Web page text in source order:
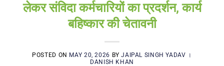
लेकर संविदा कर्मचारियों का प्रदर्शन, कार्य
बहिष्कार की चेतावनी
POSTED ON MAY 20, 2026 BYJAIPAL SINGH YADAV ।
DANISH KHAN